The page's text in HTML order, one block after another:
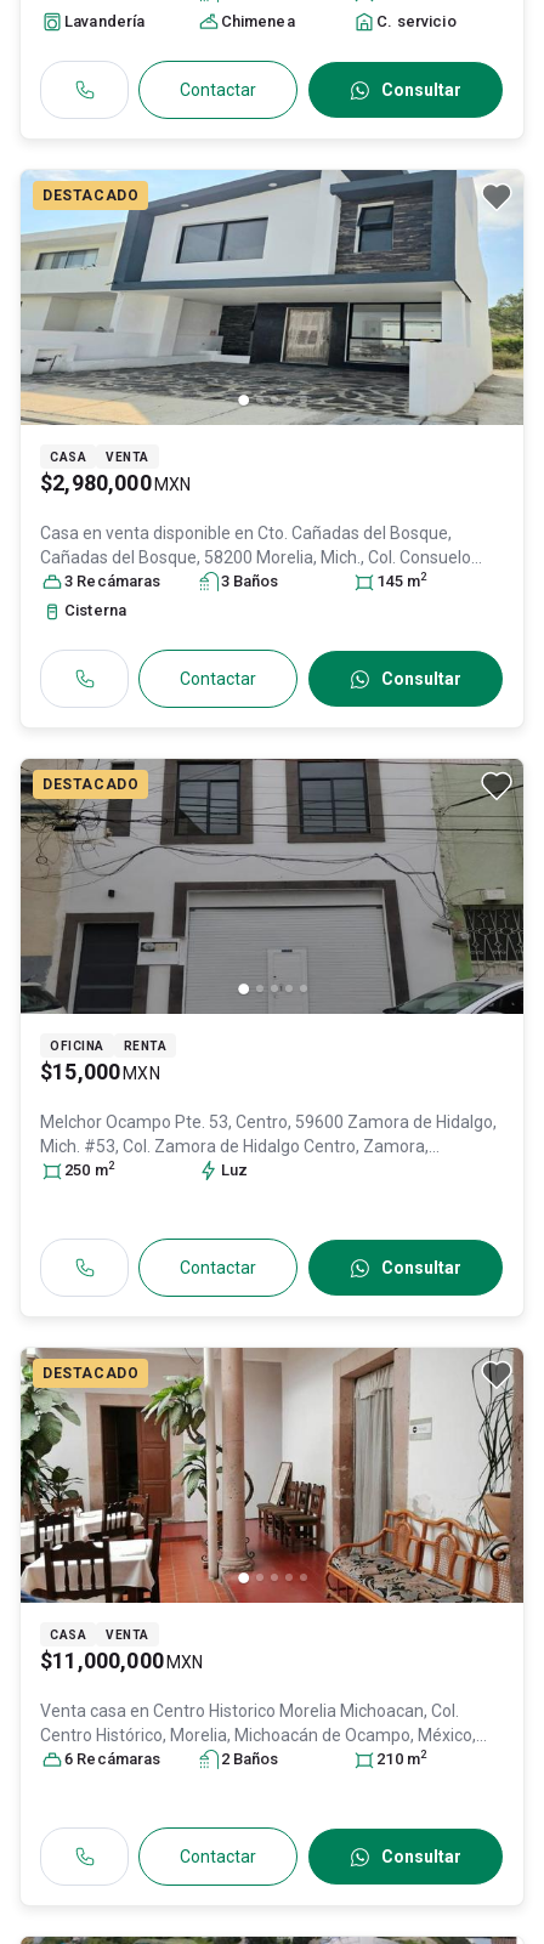
Lavandería
Chimenea C. servicio
Contactar Consultar
DESTACADO
CASA VENTA
$2,980,000 MXN
Casa en venta disponible en Cto. Cañadas del Bosque,
Cañadas del Bosque, 58200 Morelia, Mich., Col. Consuelo
Alfaro de Vázquez,
Morelia, Michoacán de Ocampo
C.P. 58200, ID:
3 Recámaras 3 Baños 145 m2
Cisterna
Contactar Consultar
DESTACADO
OFICINA RENTA
$15,000 MXN
Melchor Ocampo Pte. 53, Centro, 59600 Zamora de Hidalgo,
Mich. #53, Col. Zamora de Hidalgo Centro, Zamora,
Michoacán de Ocampo , México
250 m2 Luz
Contactar Consultar
DESTACADO
CASA VENTA
$11,000,000 MXN
Venta casa en Centro Historico Morelia Michoacan, Col.
Centro Histórico, Morelia, Michoacán de Ocampo, México,
C.P. 58000, ID:7603316
6 Recámaras 2 Baños 210 m2
Contactar Consultar